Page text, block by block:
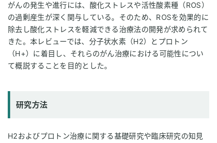
がんの発生や進行には、酸化ストレスや活性酸素種（ROS）
の過剰産生が深く関与している。そのため、ROSを効果的に
除去し酸化ストレスを軽減できる治療法の開発が求められて
きた。本レビューでは、分子状水素（H2）とプロトン
（H+）に着目し、それらのがん治療における可能性につい
て概説することを目的とした。
研究方法
H2およびプロトン治療に関する基礎研究や臨床研究の知見